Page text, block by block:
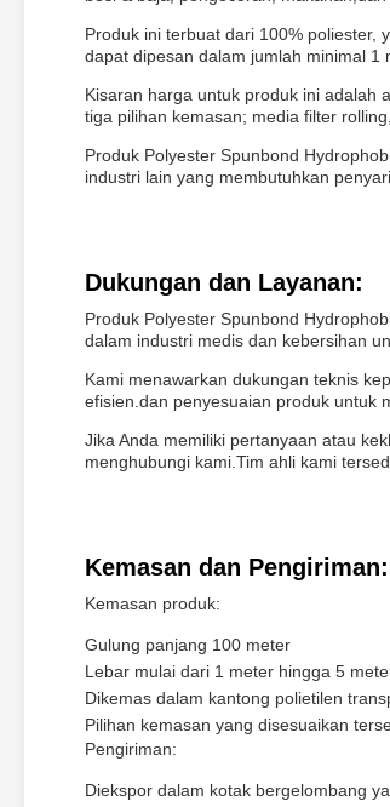
Produk ini terbuat dari 100% poliester,
dapat dipesan dalam jumlah minimal 1
Kisaran harga untuk produk ini adalah
tiga pilihan kemasan; media filter
Produk Polyester Spunbond
industri lain yang membutuhkan
Dukungan dan Layanan:
Produk Polyester Spunbond
dalam industri medis dan kebersihan
Kami menawarkan dukungan teknis
efisien.dan penyesuaian produk untuk
Jika Anda memiliki pertanyaan atau
menghubungi kami.Tim ahli kami
Kemasan dan Pengiriman:
Kemasan produk:
Gulung panjang 100 meter
Lebar mulai dari 1 meter hingga 5
Dikemas dalam kantong polietilen
Pilihan kemasan yang disesuaikan
Pengiriman:
Diekspor dalam kotak bergelombang